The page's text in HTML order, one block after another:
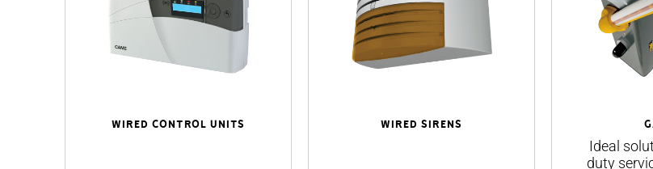
WIRED CONTROL UNITS WIRED SIRENS
Ideal
duty